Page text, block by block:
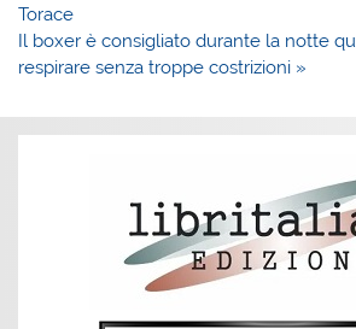
articoli
Torace
Il boxer è consigliato durante la notte
respirare senza troppe costrizioni »